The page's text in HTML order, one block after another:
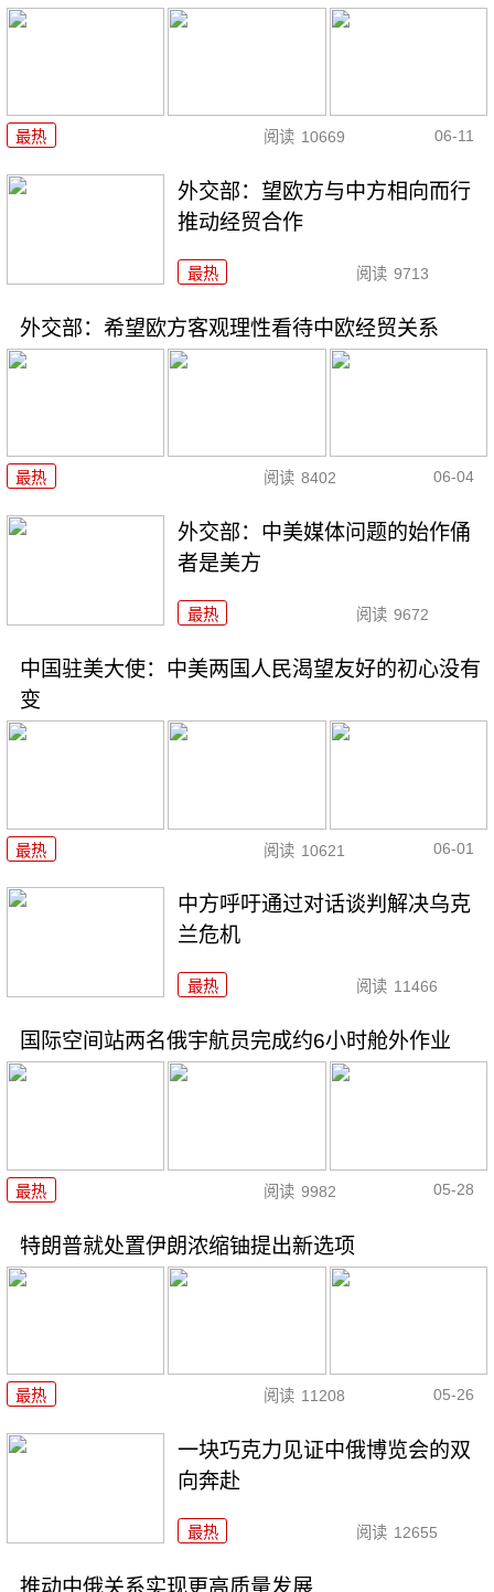
最热 阅读 10669 06-11
外交部：望欧方与中方相向而行
推动经贸合作
最热 阅读 9713
外交部：希望欧方客观理性看待中欧经贸关系
最热 阅读 8402 06-04
外交部：中美媒体问题的始作俑
者是美方
最热 阅读 9672
中国驻美大使：中美两国人民渴望友好的初心没有
变
最热 阅读 10621 06-01
中方呼吁通过对话谈判解决乌克
兰危机
最热 阅读 11466
国际空间站两名俄宇航员完成约6小时舱外作业
最热 阅读 9982 05-28
特朗普就处置伊朗浓缩铀提出新选项
最热 阅读 11208 05-26
一块巧克力见证中俄博览会的双
向奔赴
最热 阅读 12655
推动中俄关系实现更高质量发展